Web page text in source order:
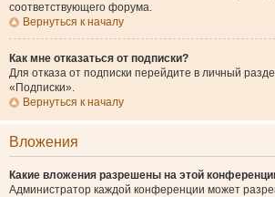
соответствующего форума.
Вернуться к началу
Как мне отказаться от подписки?
Для отказа от подписки перейдите в личный
«Подписки».
Вернуться к началу
Вложения
Какие вложения разрешены на этой
Администратор каждой конференции может